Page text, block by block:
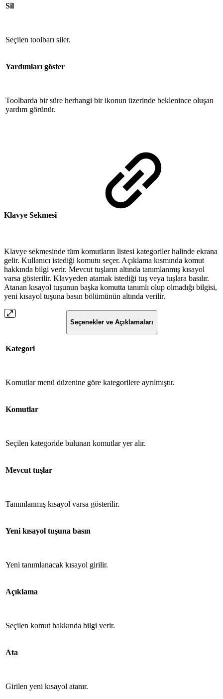
Sil
Seçilen toolbarı siler.
Yardımları göster
Toolbarda bir süre herhangi bir ikonun üzerinde beklenince oluşan
yardım görünür.
Klavye Sekmesi
Klavye sekmesinde tüm komutların listesi kategoriler halinde ekrana
gelir. Kullanıcı istediği komutu seçer. Açıklama kısmında komut
hakkında bilgi verir. Mevcut tuşların altında tanımlanmış kısayol
varsa gösterilir. Klavyeden atamak istediği tuş veya tuşlara basılır.
Atanan kısayol tuşunun başka komutta tanımlı olup olmadığı bilgisi,
yeni kısayol tuşuna basın bölümünün altında verilir.
Seçenekler ve Açıklamaları
Kategori
Komutlar menü düzenine göre kategorilere ayrılmıştır.
Komutlar
Seçilen kategoride bulunan komutlar yer alır.
Mevcut tuşlar
Tanımlanmış kısayol varsa gösterilir.
Yeni kısayol tuşuna basın
Yeni tanımlanacak kısayol girilir.
Açıklama
Seçilen komut hakkında bilgi verir.
Ata
Girilen yeni kısayol atanır.